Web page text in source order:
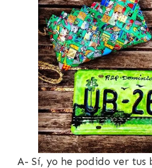
A- Sí, yo he podido ver tus